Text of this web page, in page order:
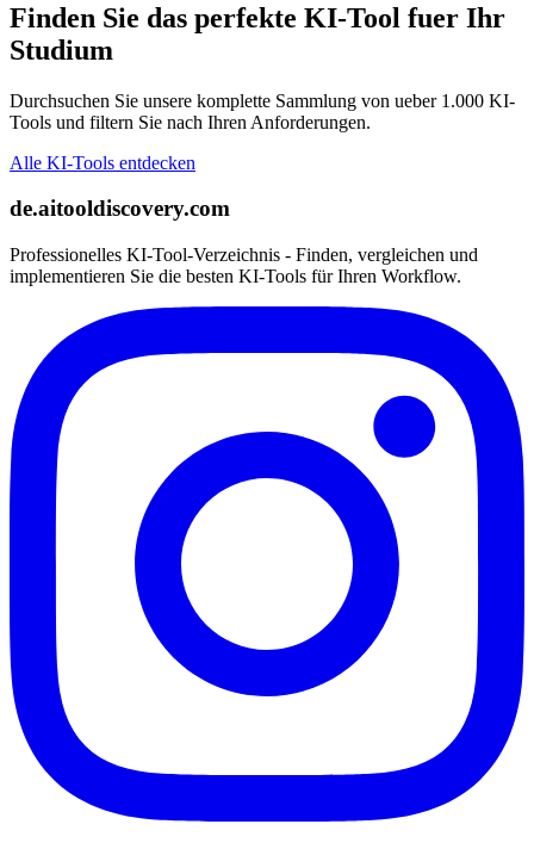
Finden Sie das perfekte KI-Tool fuer Ihr
Studium
Durchsuchen Sie unsere komplette Sammlung von ueber 1.000 KI-
Tools und filtern Sie nach Ihren Anforderungen.
Alle KI-Tools entdecken
de.aitooldiscovery.com
Professionelles KI-Tool-Verzeichnis - Finden, vergleichen und
implementieren Sie die besten KI-Tools für Ihren Workflow.